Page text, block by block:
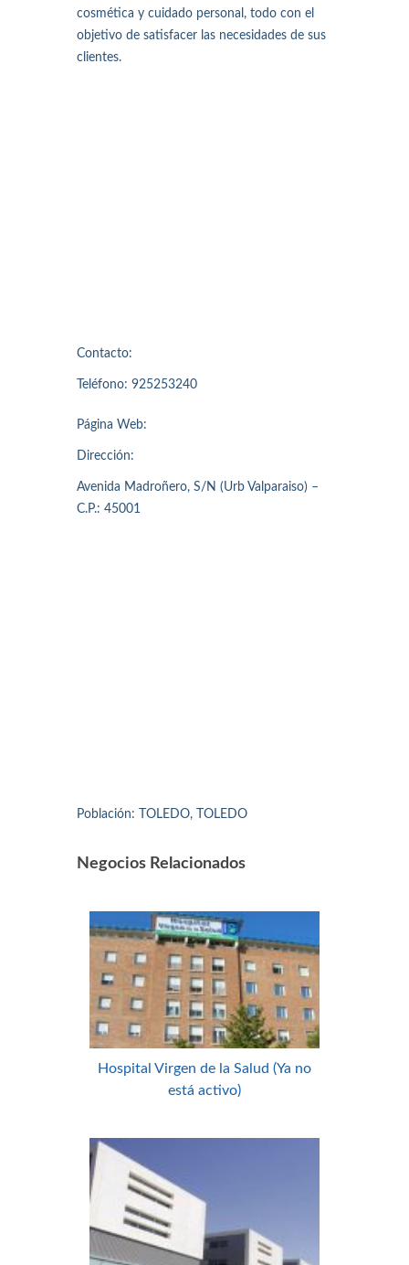
cosmética y cuidado personal, todo con el
objetivo de satisfacer las necesidades de sus
clientes.
Contacto:
Teléfono: 925253240
Página Web:
Dirección:
Avenida Madroñero, S/N (Urb Valparaiso) –
C.P.: 45001
Población: TOLEDO, TOLEDO
Negocios Relacionados
Hospital Virgen de la Salud (Ya no
está activo)